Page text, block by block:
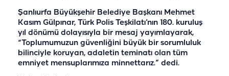
Şanlıurfa Büyükşehir Belediye Başkanı Mehmet
Kasım Gülpınar, Türk Polis Teşkilatı’nın 180. kuruluş
yıl dönümü dolayısıyla bir mesaj yayımlayarak,
“Toplumumuzun güvenliğini büyük bir sorumluluk
bilinciyle koruyan, adaletin teminatı olan tüm
emniyet mensuplarımıza minnettarız.” dedi.